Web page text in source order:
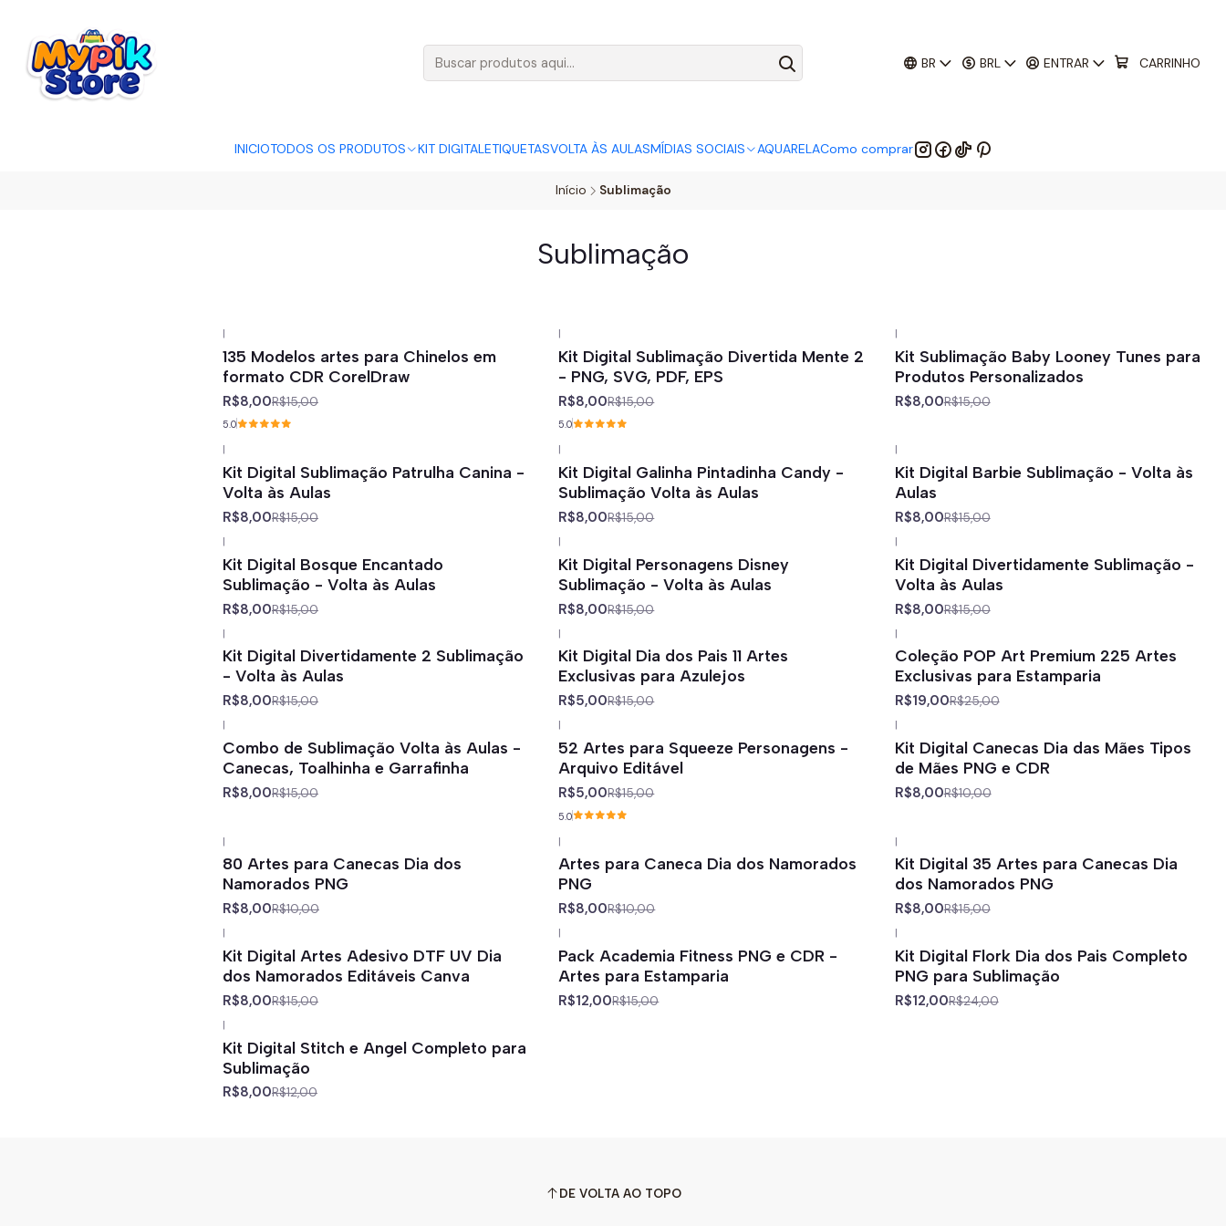
BR BRL ENTRAR CARRINHO
INICIOTODOS OS PRODUTOS KIT DIGITALETIQUETASVOLTA ÀS AULASMÍDIAS SOCIAIS AQUARELAComo comprar
Início Sublimação
Sublimação
|
135 Modelos artes para Chinelos em
formato CDR CorelDraw
R$8,00R$15,00
5.0
|
Kit Digital Sublimação Divertida Mente 2
- PNG, SVG, PDF, EPS
R$8,00R$15,00
5.0
|
Kit Sublimação Baby Looney Tunes para
Produtos Personalizados
R$8,00R$15,00
|
Kit Digital Sublimação Patrulha Canina -
Volta às Aulas
R$8,00R$15,00
|
Kit Digital Galinha Pintadinha Candy -
Sublimação Volta às Aulas
R$8,00R$15,00
|
Kit Digital Barbie Sublimação - Volta às
Aulas
R$8,00R$15,00
|
Kit Digital Bosque Encantado
Sublimação - Volta às Aulas
R$8,00R$15,00
|
Kit Digital Personagens Disney
Sublimação - Volta às Aulas
R$8,00R$15,00
|
Kit Digital Divertidamente Sublimação -
Volta às Aulas
R$8,00R$15,00
|
Kit Digital Divertidamente 2 Sublimação
- Volta às Aulas
R$8,00R$15,00
|
Kit Digital Dia dos Pais 11 Artes
Exclusivas para Azulejos
R$5,00R$15,00
|
Coleção POP Art Premium 225 Artes
Exclusivas para Estamparia
R$19,00R$25,00
|
Combo de Sublimação Volta às Aulas -
Canecas, Toalhinha e Garrafinha
R$8,00R$15,00
|
52 Artes para Squeeze Personagens -
Arquivo Editável
R$5,00R$15,00
5.0
|
Kit Digital Canecas Dia das Mães Tipos
de Mães PNG e CDR
R$8,00R$10,00
|
80 Artes para Canecas Dia dos
Namorados PNG
R$8,00R$10,00
|
Artes para Caneca Dia dos Namorados
PNG
R$8,00R$10,00
|
Kit Digital 35 Artes para Canecas Dia
dos Namorados PNG
R$8,00R$15,00
|
Kit Digital Artes Adesivo DTF UV Dia
dos Namorados Editáveis Canva
R$8,00R$15,00
|
Pack Academia Fitness PNG e CDR -
Artes para Estamparia
R$12,00R$15,00
|
Kit Digital Flork Dia dos Pais Completo
PNG para Sublimação
R$12,00R$24,00
|
Kit Digital Stitch e Angel Completo para
Sublimação
R$8,00R$12,00
DE VOLTA AO TOPO